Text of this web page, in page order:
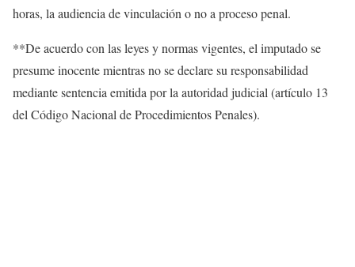
horas, la audiencia de vinculación o no a proceso penal.
**De acuerdo con las leyes y normas vigentes, el imputado se
presume inocente mientras no se declare su responsabilidad
mediante sentencia emitida por la autoridad judicial (artículo 13
del Código Nacional de Procedimientos Penales).